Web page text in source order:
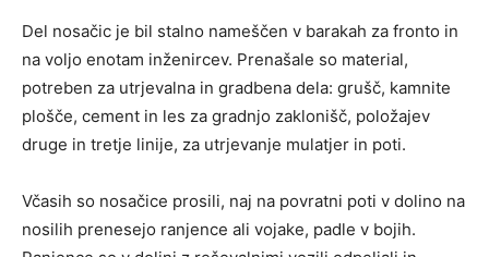
Del nosačic je bil stalno nameščen v barakah za fronto in
na voljo enotam inženircev. Prenašale so material,
potreben za utrjevalna in gradbena dela: grušč, kamnite
plošče, cement in les za gradnjo zaklonišč, položajev
druge in tretje linije, za utrjevanje mulatjer in poti.
Včasih so nosačice prosili, naj na povratni poti v dolino na
nosilih prenesejo ranjence ali vojake, padle v bojih.